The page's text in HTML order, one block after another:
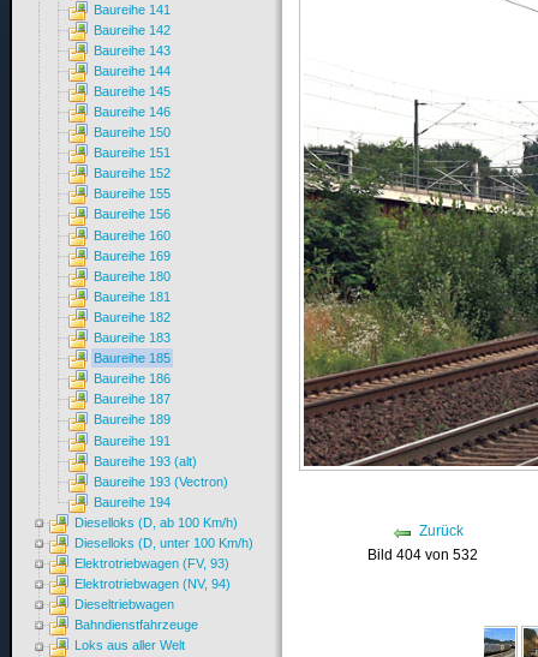
Zurück
Bild 404 von 532
Baureihe 141
Baureihe 142
Baureihe 143
Baureihe 144
Baureihe 145
Baureihe 146
Baureihe 150
Baureihe 151
Baureihe 152
Baureihe 155
Baureihe 156
Baureihe 160
Baureihe 169
Baureihe 180
Baureihe 181
Baureihe 182
Baureihe 183
Baureihe 185
Baureihe 186
Baureihe 187
Baureihe 189
Baureihe 191
Baureihe 193 (alt)
Baureihe 193 (Vectron)
Baureihe 194
Dieselloks (D, ab 100 Km/h)
Dieselloks (D, unter 100 Km/h)
Elektrotriebwagen (FV, 93)
Elektrotriebwagen (NV, 94)
Dieseltriebwagen
Bahndienstfahrzeuge
Loks aus aller Welt